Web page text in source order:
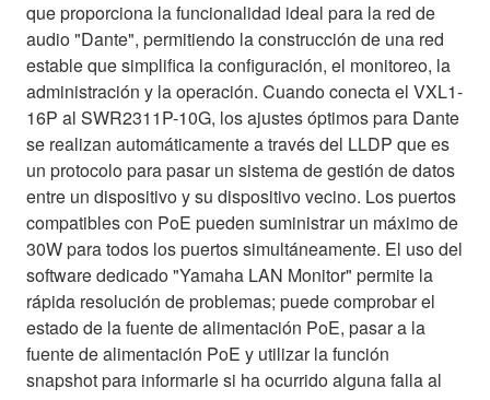
que proporciona la funcionalidad ideal para la red de
audio "Dante", permitiendo la construcción de una red
estable que simplifica la configuración, el monitoreo, la
administración y la operación. Cuando conecta el VXL1-
16P al SWR2311P-10G, los ajustes óptimos para Dante
se realizan automáticamente a través del LLDP que es
un protocolo para pasar un sistema de gestión de datos
entre un dispositivo y su dispositivo vecino. Los puertos
compatibles con PoE pueden suministrar un máximo de
30W para todos los puertos simultáneamente. El uso del
software dedicado "Yamaha LAN Monitor" permite la
rápida resolución de problemas; puede comprobar el
estado de la fuente de alimentación PoE, pasar a la
fuente de alimentación PoE y utilizar la función
snapshot para informarle si ha ocurrido alguna falla al